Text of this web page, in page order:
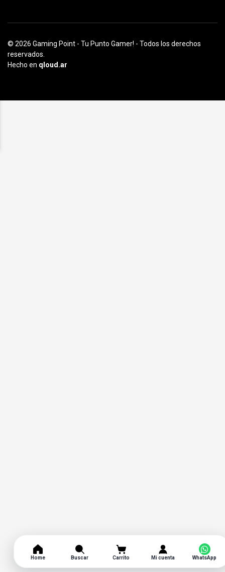
© 2026 Gaming Point - Tu Punto Gamer! - Todos los derechos
reservados.
Hecho en qloud.ar
Home Buscar Carrito Mi cuenta